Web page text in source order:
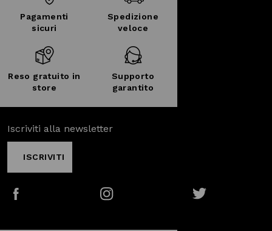
Pagamenti
sicuri
Spedizione
veloce
Reso gratuito in
store
Supporto
garantito
Iscriviti alla newsletter
ISCRIVITI